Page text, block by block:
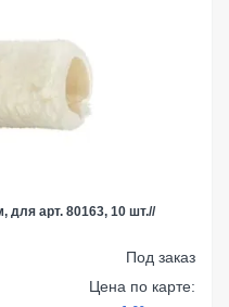
арт. 80163, 10 шт.//
Под заказ
Цена по карте: